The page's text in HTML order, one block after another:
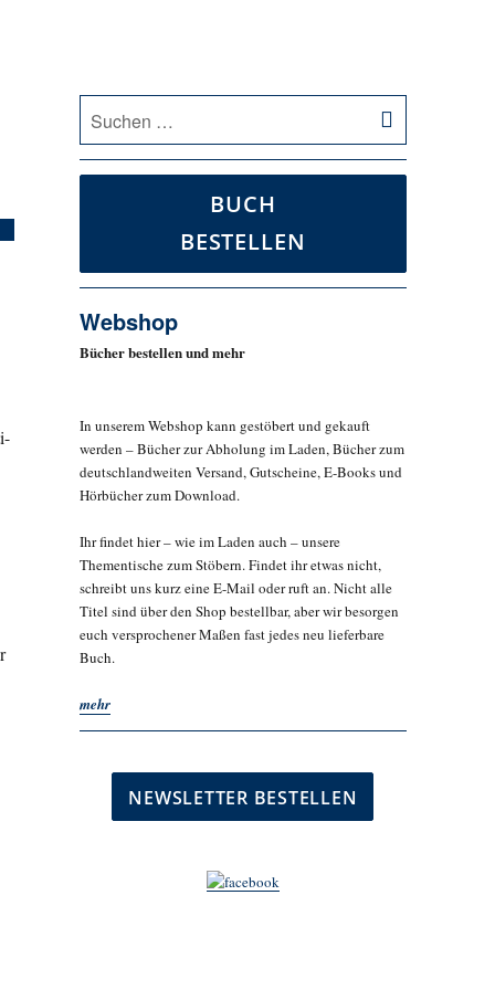
nach:
BUCH
BESTELLEN
Webshop
Bücher bestellen und mehr
In unserem Webshop kann gestöbert und gekauft
werden – Bücher zur Abholung im Laden, Bücher zum
deutschlandweiten Versand, Gutscheine, E-Books und
Hörbücher zum Download.
Ihr findet hier – wie im Laden auch – unsere
Thementische zum Stöbern. Findet ihr etwas nicht,
schreibt uns kurz eine E-Mail oder ruft an. Nicht alle
Titel sind über den Shop bestellbar, aber wir besorgen
euch versprochener Maßen fast jedes neu lieferbare
Buch.
mehr